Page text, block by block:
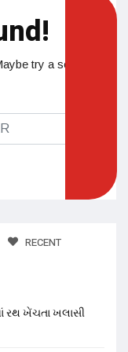
try a search?
RECENT
રથ ખેંચતા ખલાસી